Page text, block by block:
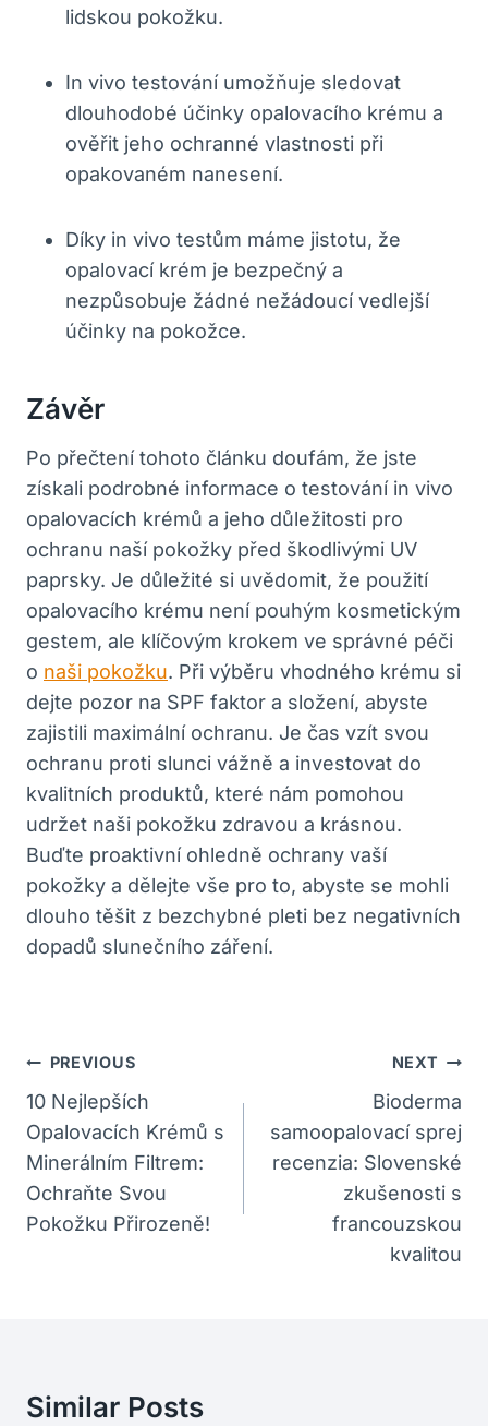
lidskou pokožku.
In vivo testování umožňuje sledovat​
dlouhodobé účinky opalovacího‍ krému a
ověřit jeho ochranné vlastnosti⁤ při
opakovaném nanesení.
Díky in‍ vivo ​testům⁤ máme jistotu, že​
opalovací krém je ⁤bezpečný a ​
nezpůsobuje žádné nežádoucí vedlejší
účinky na pokožce.
Závěr
Po přečtení ⁢tohoto článku doufám,⁤ že jste
získali podrobné ‍informace o testování ⁣in vivo
opalovacích krémů ⁤a jeho důležitosti pro
ochranu ⁤naší pokožky před škodlivými ​UV
paprsky. Je ‌důležité si uvědomit, že použití
opalovacího krému není‍ pouhým kosmetickým
gestem, ‌ale klíčovým‍ krokem ve​ správné péči
o naši​ pokožku. Při výběru ⁤vhodného krému si
dejte ⁣pozor na ​SPF faktor a složení, abyste
zajistili maximální ochranu.⁢ Je čas vzít svou
ochranu⁣ proti slunci⁣ vážně a investovat do​
kvalitních produktů, které nám pomohou⁤
udržet naši pokožku zdravou a krásnou.
⁢Buďte proaktivní ohledně ochrany vaší
pokožky a dělejte vše pro to, ⁤abyste se mohli
dlouho těšit z bezchybné pleti bez negativních
dopadů slunečního záření.
Navigace
Pro
Příspěvek
PREVIOUS
10 Nejlepších
Opalovacích Krémů s
Minerálním Filtrem:
Ochraňte Svou
Pokožku Přirozeně!
NEXT
Bioderma
samoopalovací sprej
recenzia: Slovenské
zkušenosti s
francouzskou
kvalitou
Similar Posts